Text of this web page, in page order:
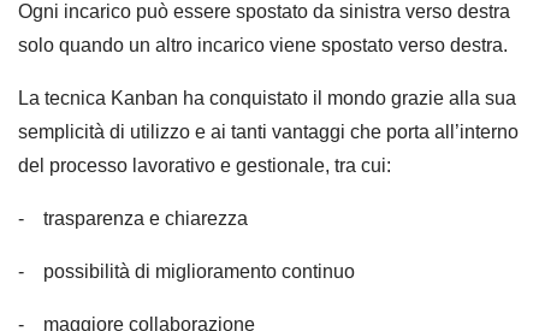
Ogni incarico può essere spostato da sinistra verso destra
solo quando un altro incarico viene spostato verso destra.
La tecnica Kanban ha conquistato il mondo grazie alla sua
semplicità di utilizzo e ai tanti vantaggi che porta all’interno
del processo lavorativo e gestionale, tra cui:
- trasparenza e chiarezza
- possibilità di miglioramento continuo
- maggiore collaborazione